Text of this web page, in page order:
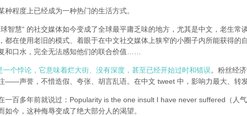
种程度上已经成为一种热门的生活方式。
智慧“ 的社交媒体如今变成了全球最平庸乏味的地方，尤其是中文，老生常
都在使用老旧的模式、着眼于在中文社交媒体上狭窄的小圈子内所能获得的
和口水，完全无法感知他们的联合价值……
一个悖论，它意味着烂大街、没有深度，甚至已经开始过时和错误。粉丝经
——声誉，不惜造假、夸张、胡言乱语。在中文 tweet 中，影响力最大、转发
一百多年前就说过：Popularity is the one insult I have never suffered（人
如今，这种侮辱变成了绝大部分人的渴望。